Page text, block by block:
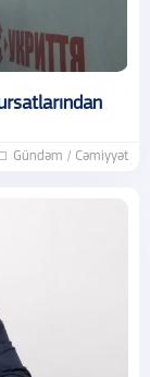
Gündəm / Cəmiyyət